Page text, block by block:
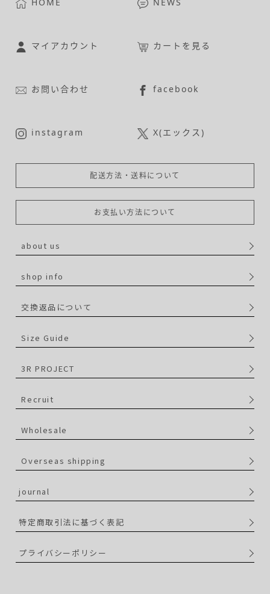
HOME NEWS
マイアカウント カートを見る
お問い合わせ facebook
instagram X(エックス)
配送方法・送料について
お支払い方法について
about us
shop info
交換返品について
Size Guide
3R PROJECT
Recruit
Wholesale
Overseas shipping
journal
特定商取引法に基づく表記
プライバシーポリシー